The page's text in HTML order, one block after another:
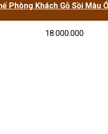
Phòng Khách Gỗ Sồi Màu
18.000.000